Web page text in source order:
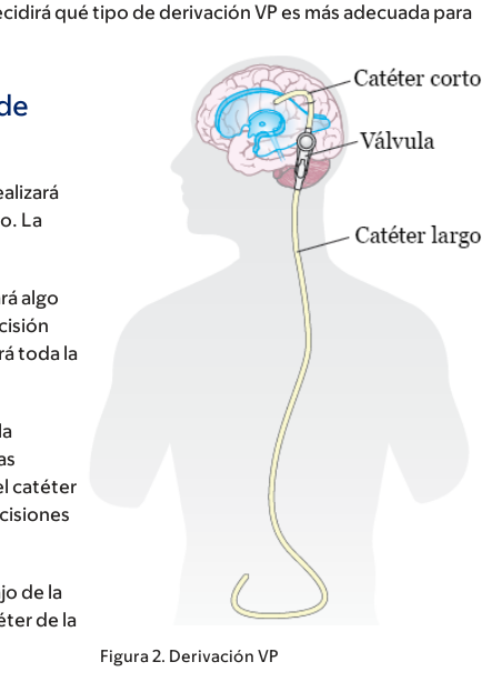
qué tipo de derivación VP es más adecuada para
Figura 2. Derivación VP
La
algo
toda la
catéter
de la
de la